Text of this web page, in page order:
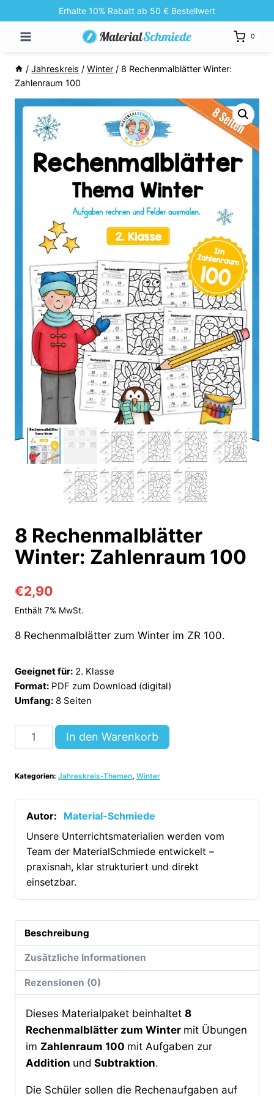
Inhalt
springen
Erhalte 10% Rabatt ab 50 € Bestellwert
0
/ Jahreskreis / Winter / 8 Rechenmalblätter Winter:
Zahlenraum 100
8 Rechenmalblätter
Winter: Zahlenraum 100
€2,90
Enthält 7% MwSt.
8 Rechenmalblätter zum Winter im ZR 100.
Geeignet für: 2. Klasse
Format: PDF zum Download (digital)
Umfang: 8 Seiten
Rechenmalblätter
Zahlenraum
100
[Digital]
Menge
In den Warenkorb
Kategorien: Jahreskreis-Themen, Winter
Autor:
Material-Schmiede
Unsere Unterrichtsmaterialien werden vom
Team der MaterialSchmiede entwickelt –
praxisnah, klar strukturiert und direkt
einsetzbar.
Beschreibung
Zusätzliche Informationen
Rezensionen (0)
Dieses Materialpaket beinhaltet 8
Rechenmalblätter zum Winter mit Übungen
im Zahlenraum 100 mit Aufgaben zur
Addition und Subtraktion.
Die Schüler sollen die Rechenaufgaben auf